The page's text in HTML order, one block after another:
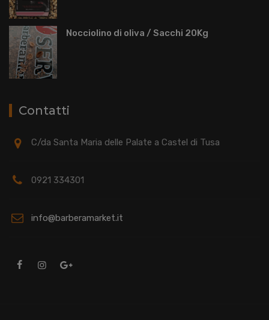
Nocciolino di oliva / Sacchi 20Kg
Contatti
C/da Santa Maria delle Palate a Castel di Tusa
0921 334301
info@barberamarket.it